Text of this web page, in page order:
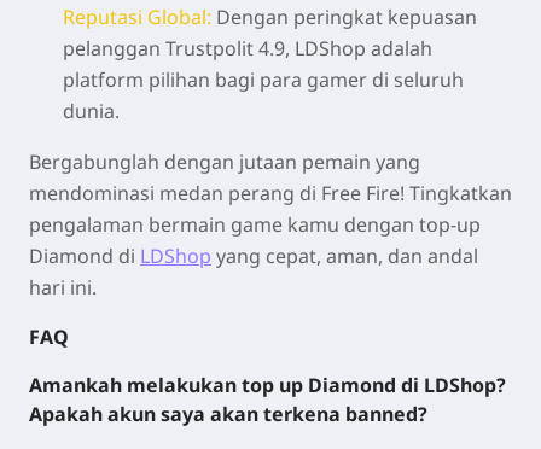
Reputasi Global: Dengan peringkat kepuasan
pelanggan Trustpolit 4.9, LDShop adalah
platform pilihan bagi para gamer di seluruh
dunia.
Bergabunglah dengan jutaan pemain yang
mendominasi medan perang di Free Fire! Tingkatkan
pengalaman bermain game kamu dengan top-up
Diamond di LDShop yang cepat, aman, dan andal
hari ini.
FAQ
Amankah melakukan top up Diamond di LDShop?
Apakah akun saya akan terkena banned?